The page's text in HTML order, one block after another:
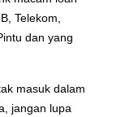
Telekom,
dan yang
masuk dalam
jangan lupa